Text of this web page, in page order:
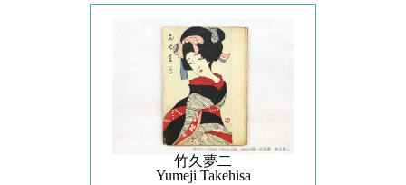
竹久夢二
Yumeji Takehisa